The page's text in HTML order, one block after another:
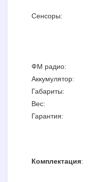
Сенсоры:
ФМ радио:
Аккумулятор:
Габариты:
Вес:
Гарантия:
Комплектация: